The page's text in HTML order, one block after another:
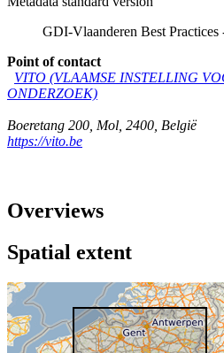
GDI-Vlaanderen Best Practices
Point of contact
VITO (VLAAMSE INSTELLING
ONDERZOEK)
Boeretang 200, Mol, 2400, België
https://vito.be
Overviews
Spatial extent